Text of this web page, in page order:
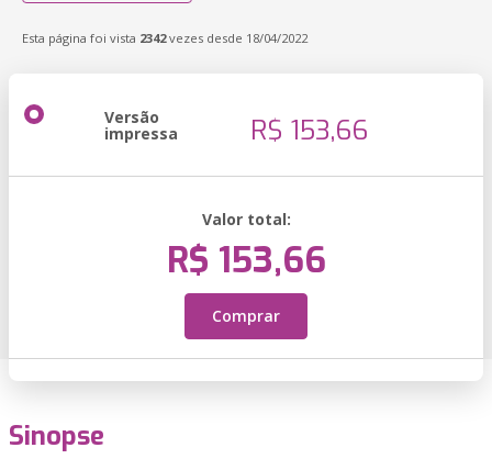
Esta página foi vista 2342vezes desde 18/04/2022
Versão
impressa R$ 153,66
Valor total:
R$ 153,66
Comprar
Sinopse